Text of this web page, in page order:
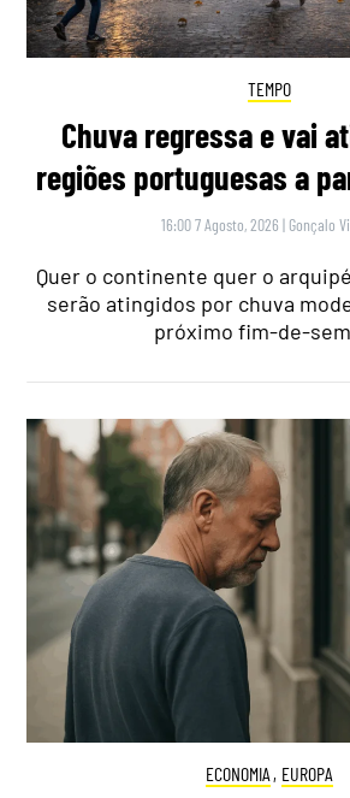
TEMPO
Chuva regressa e vai
regiões portuguesas a
16:00 7 Agosto, 2026 | Gonçalo
Quer o continente quer o
serão atingidos por chuva
próximo fim-de-
ECONOMIA , EUROPA